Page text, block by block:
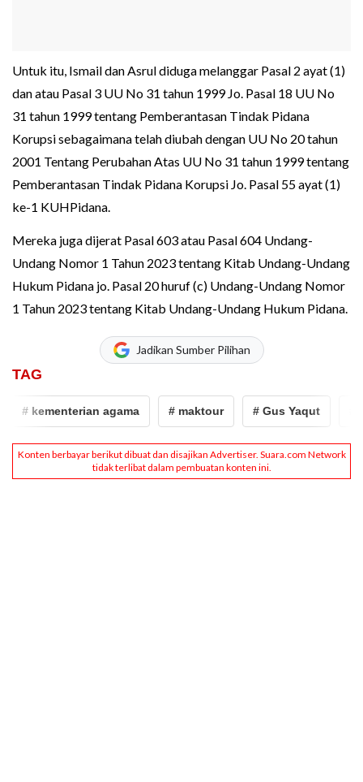
Untuk itu, Ismail dan Asrul diduga melanggar Pasal 2 ayat (1)
dan atau Pasal 3 UU No 31 tahun 1999 Jo. Pasal 18 UU No
31 tahun 1999 tentang Pemberantasan Tindak Pidana
Korupsi sebagaimana telah diubah dengan UU No 20 tahun
2001 Tentang Perubahan Atas UU No 31 tahun 1999 tentang
Pemberantasan Tindak Pidana Korupsi Jo. Pasal 55 ayat (1)
ke-1 KUHPidana.
Mereka juga dijerat Pasal 603 atau Pasal 604 Undang-
Undang Nomor 1 Tahun 2023 tentang Kitab Undang-Undang
Hukum Pidana jo. Pasal 20 huruf (c) Undang-Undang Nomor
1 Tahun 2023 tentang Kitab Undang-Undang Hukum Pidana.
Jadikan Sumber Pilihan
TAG
# kementerian agama # maktour # Gus Yaqut